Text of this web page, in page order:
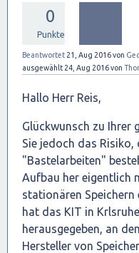
0
Punkte
Beantwortet 21, Aug 2016von
ausgewählt 24, Aug 2016von
Hallo Herr Reis,
Glückwunsch zu Ihrer
Sie jedoch das Risiko,
"Bastelarbeiten"
Aufbau her eigentlich
stationären Speichern
hat das KIT in
herausgegeben, an
Hersteller von